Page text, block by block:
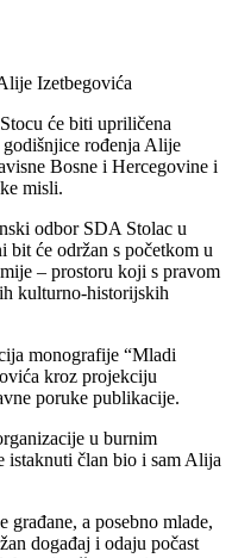
Izetbegovića
će biti upriličena
rođenja Alije
Bosne i Hercegovine i
misli.
odbor SDA Stolac u
bit će održan s početkom u
– prostoru koji s pravom
kulturno-historijskih
monografije “Mladi
kroz projekciju
poruke publikacije.
u burnim
istaknuti član bio i sam Alija
građane, a posebno mlade,
događaj i odaju počast